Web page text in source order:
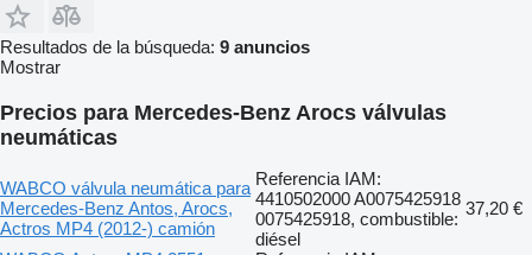
Resultados de la búsqueda: 9 anuncios
Mostrar
Precios para Mercedes-Benz Arocs válvulas
neumáticas
WABCO válvula neumática para
Mercedes-Benz Antos, Arocs,
Actros MP4 (2012-) camión
Referencia IAM:
4410502000 A0075425918
0075425918, combustible:
diésel
37,20 €